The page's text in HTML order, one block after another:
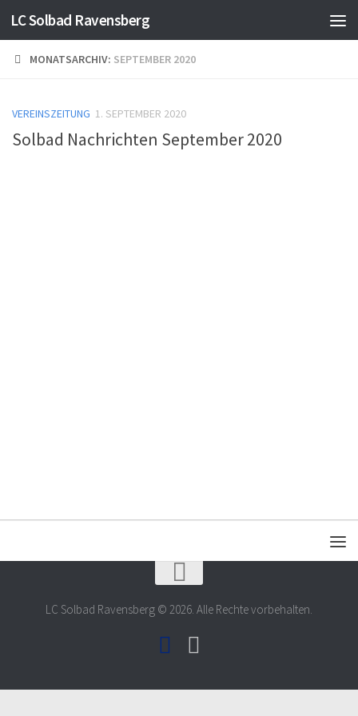
Skip to content
LC Solbad Ravensberg
MONATSARCHIV: SEPTEMBER 2020
VEREINSZEITUNG 1. SEPTEMBER 2020
Solbad Nachrichten September 2020
LC Solbad Ravensberg © 2026. Alle Rechte vorbehalten.
>Mehr Infos<